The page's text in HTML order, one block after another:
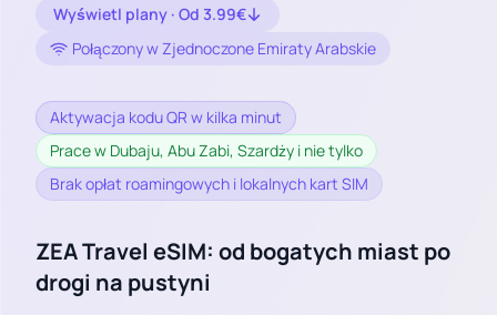
Wyświetl plany · Od 3.99€
Połączony w Zjednoczone Emiraty Arabskie
Aktywacja kodu QR w kilka minut
Prace w Dubaju, Abu Zabi, Szardży i nie tylko
Brak opłat roamingowych i lokalnych kart SIM
ZEA Travel eSIM: od bogatych miast po
drogi na pustyni